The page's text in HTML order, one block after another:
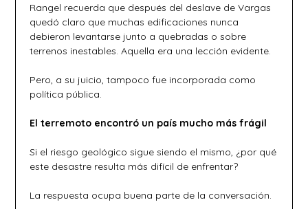
Rangel recuerda que después del deslave de Vargas
quedó claro que muchas edificaciones nunca
debieron levantarse junto a quebradas o sobre
terrenos inestables. Aquella era una lección evidente.
Pero, a su juicio, tampoco fue incorporada como
política pública.
El terremoto encontró un país mucho más frágil
Si el riesgo geológico sigue siendo el mismo, ¿por qué
este desastre resulta más difícil de enfrentar?
La respuesta ocupa buena parte de la conversación.